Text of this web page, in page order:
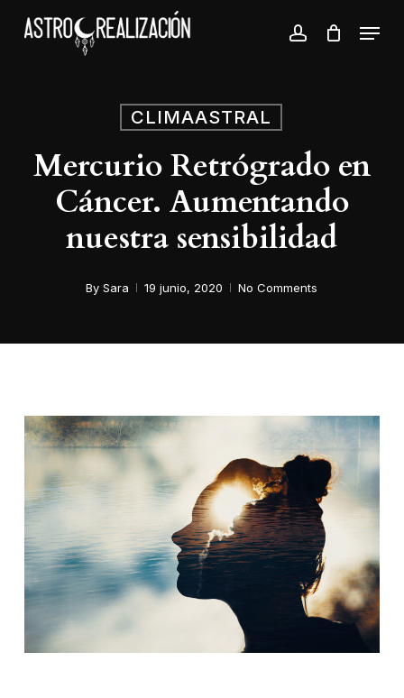
account
Menu
CLIMAASTRAL
Mercurio Retrógrado en
Cáncer. Aumentando
nuestra sensibilidad
By Sara 19 junio, 2020 No Comments